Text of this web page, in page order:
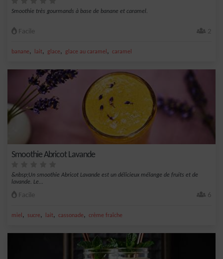
Smoothie très gourmands à base de banane et caramel.
Facile 2
banane, lait, glace, glace au caramel , caramel
Smoothie Abricot Lavande
&nbsp;Un smoothie Abricot Lavande est un délicieux mélange de fruits et de
lavande. Le...
Facile 6
miel , sucre, lait, cassonade, crème fraîche